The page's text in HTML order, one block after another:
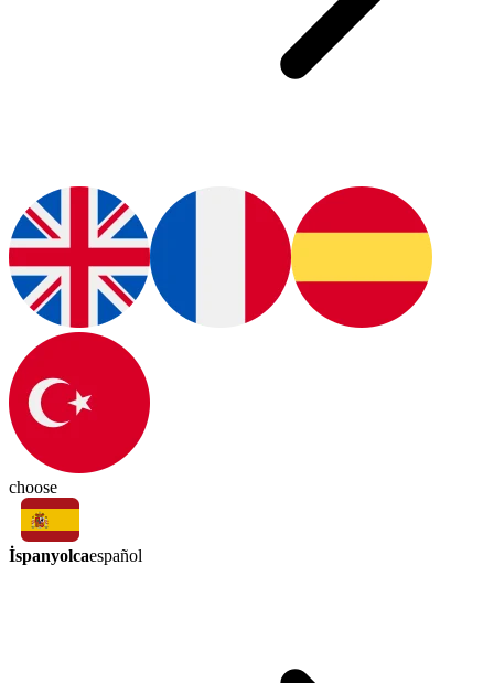
choose
İspanyolcaespañol